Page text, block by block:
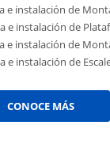
e instalación de
e instalación de
e instalación de
e instalación de
CONOCE MÁS